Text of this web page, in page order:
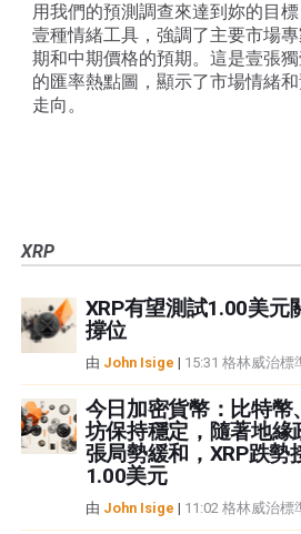
用我們的預測調查來達到妳的目
壹種情緒工具，強調了主要市場
期和中期價格的預期。這是壹張
的匯率熱點圖，顯示了市場情緒
走向。
XRP
XRP有望測試1.00美元
撐位
由 John Isige | 15:31 格林威治標
今日加密貨幣：比特幣
坊保持穩定，隨著地緣
張局勢緩和，XRP跌勢
1.00美元
由 John Isige | 11:02 格林威治標